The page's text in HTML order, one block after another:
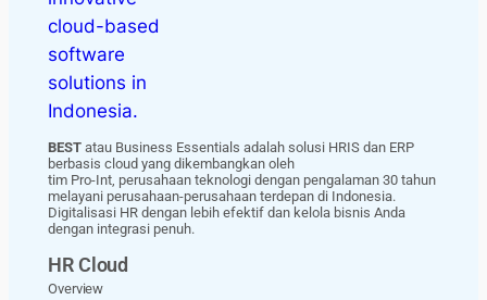
BEST atau Business Essentials adalah solusi HRIS dan ERP
berbasis cloud yang dikembangkan oleh
tim Pro-Int, perusahaan teknologi dengan pengalaman 30 tahun
melayani perusahaan-perusahaan terdepan di Indonesia.
Digitalisasi HR dengan lebih efektif dan kelola bisnis Anda
dengan integrasi penuh.
HR Cloud
Overview